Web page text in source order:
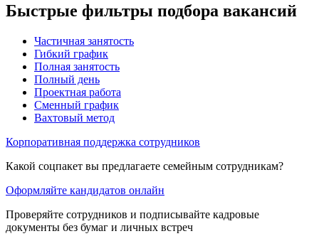
Быстрые фильтры подбора вакансий
Частичная занятость
Гибкий график
Полная занятость
Полный день
Проектная работа
Сменный график
Вахтовый метод
Корпоративная поддержка сотрудников
Какой соцпакет вы предлагаете семейным сотрудникам?
Оформляйте кандидатов онлайн
Проверяйте сотрудников и подписывайте кадровые
документы без бумаг и личных встреч